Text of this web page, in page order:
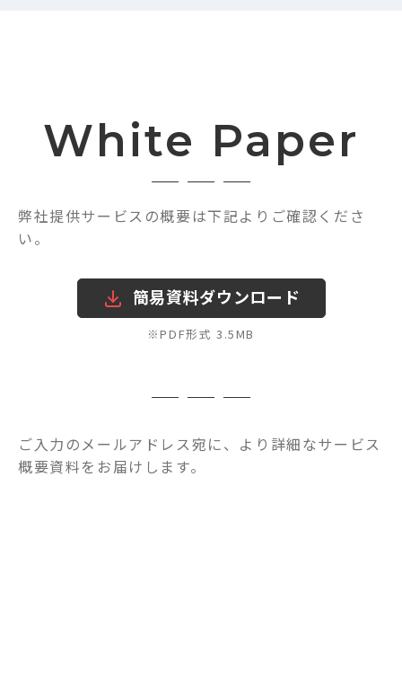
White Paper
弊社提供サービスの概要は下記よりご確認くださ
い。
簡易資料ダウンロード
※PDF形式 3.5MB
ご入力のメールアドレス宛に、より詳細なサービス
概要資料をお届けします。